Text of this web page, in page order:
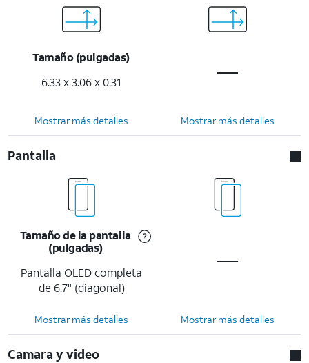
Tamaño (pulgadas)
6.33 x 3.06 x 0.31
Mostrar más detalles Mostrar más detalles
Pantalla
Tamaño de la pantalla
(pulgadas)
Pantalla OLED completa
de 6.7" (diagonal)
Mostrar más detalles Mostrar más detalles
Camara y video